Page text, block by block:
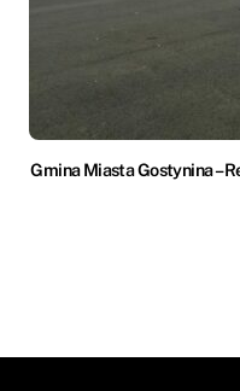
Gmina Miasta Gostynina –